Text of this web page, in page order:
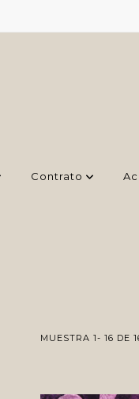
Contrato
MUESTRA 1- 16 DE